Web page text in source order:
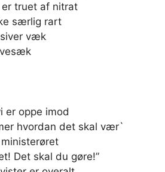
truet af nitrat
særlig rart
væk
er oppe imod
hvordan det skal vær`
Det skal du gøre!”